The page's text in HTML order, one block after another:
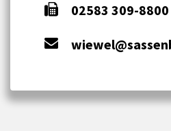
02583 309-8800